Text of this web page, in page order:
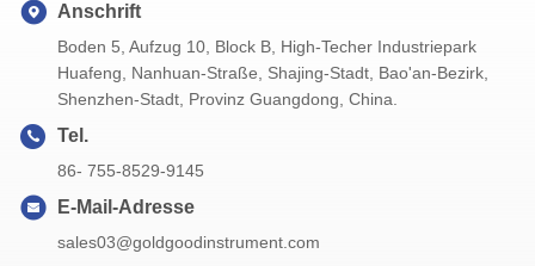
Anschrift
Boden 5, Aufzug 10, Block B, High-Techer Industriepark
Huafeng, Nanhuan-Straße, Shajing-Stadt, Bao'an-Bezirk,
Shenzhen-Stadt, Provinz Guangdong, China.
Tel.
86- 755-8529-9145
E-Mail-Adresse
sales03@goldgoodinstrument.com